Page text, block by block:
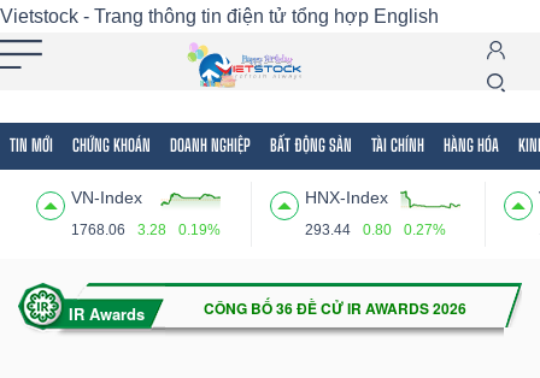
Vietstock - Trang thông tin điện tử tổng hợp English
TIN MỚI CHỨNG KHOÁN DOANH NGHIỆP BẤT ĐỘNG SẢN TÀI CHÍNH HÀNG HÓA
VN-Index
1768.06 3.28 0.19%
HNX-Index
293.44 0.80 0.27%
Tất cả Tính năng Ngành Mã chứng khoán
Tính
(-)
VIETSTOCK